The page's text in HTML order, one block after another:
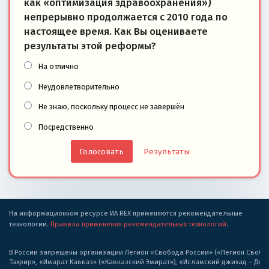
как «оптимизация здравоохранения»)
непрерывно продолжается с 2010 года по
настоящее время. Как Вы оцениваете
результаты этой реформы?
На отлично
Неудовлетворительно
Не знаю, поскольку процесс не завершён
Посредственно
Результаты
На информационном ресурсе ИА REX применяются рекомендательные
технологии. Правила применения рекомендательных технологий.
В России запрещены организации Легион «Свобода России» («Легион
Тахрир», «Имарат Кавказ» («Кавказский Эмират»), «Исламский джихад –